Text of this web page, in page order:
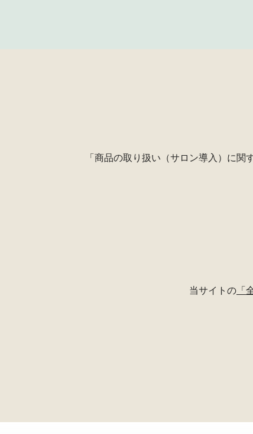
「商品の取り扱い（サロン導入）に
当サイトの 「